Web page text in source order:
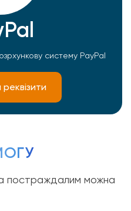
систему PayPal
постраждалим можна